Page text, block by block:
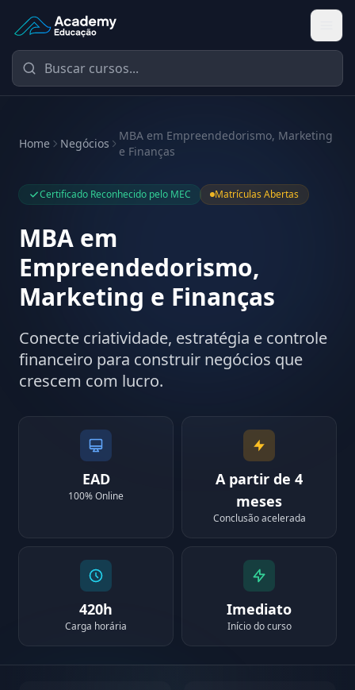
Academy Educação — Página Inicial
Home Negócios
MBA em Empreendedorismo, Marketing
e Finanças
Certificado Reconhecido pelo MEC Matrículas Abertas
MBA em
Empreendedorismo,
Marketing e Finanças
Conecte criatividade, estratégia e controle
financeiro para construir negócios que
crescem com lucro.
EAD
100% Online
A partir de 4
meses
Conclusão acelerada
420h
Carga horária
Imediato
Início do curso